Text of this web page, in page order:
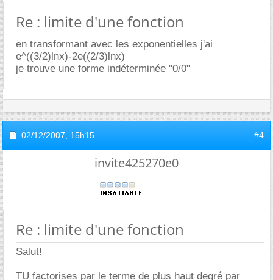
Re : limite d'une fonction
en transformant avec les exponentielles j'ai
e^((3/2)lnx)-2e((2/3)lnx)
je trouve une forme indéterminée "0/0"
02/12/2007, 15h15 #4
invite425270e0
Re : limite d'une fonction
Salut!
TU factorises par le terme de plus haut degré par